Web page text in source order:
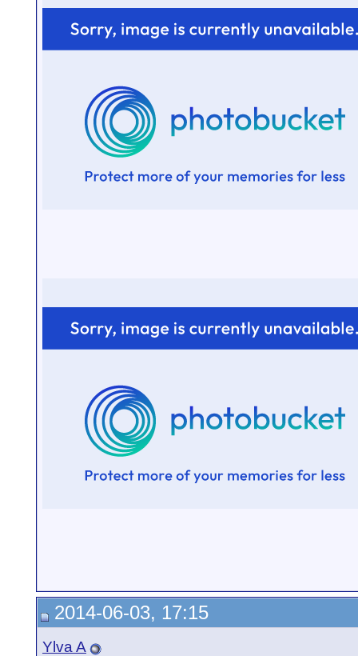
2014-06-03, 17:15
Ylva A